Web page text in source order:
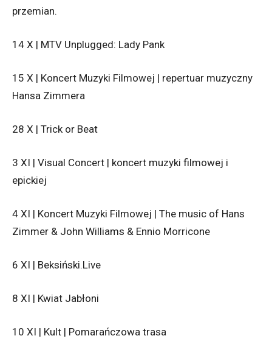
przemian.
14 X | MTV Unplugged: Lady Pank
15 X | Koncert Muzyki Filmowej | repertuar muzyczny
Hansa Zimmera
28 X | Trick or Beat
3 XI | Visual Concert | koncert muzyki filmowej i
epickiej
4 XI | Koncert Muzyki Filmowej | The music of Hans
Zimmer & John Williams & Ennio Morricone
6 XI | Beksiński.Live
8 XI | Kwiat Jabłoni
10 XI | Kult | Pomarańczowa trasa